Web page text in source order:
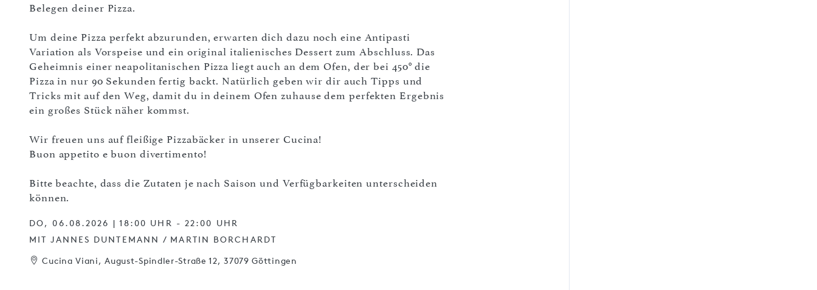
Belegen deiner Pizza.
Um deine Pizza perfekt abzurunden, erwarten dich dazu noch eine Antipasti
Variation als Vorspeise und ein original italienisches Dessert zum Abschluss. Das
Geheimnis einer neapolitanischen Pizza liegt auch an dem Ofen, der bei 450° die
Pizza in nur 90 Sekunden fertig backt. Natürlich geben wir dir auch Tipps und
Tricks mit auf den Weg, damit du in deinem Ofen zuhause dem perfekten Ergebnis
ein großes Stück näher kommst.
Wir freuen uns auf fleißige Pizzabäcker in unserer Cucina!
Buon appetito e buon divertimento!
Bitte beachte, dass die Zutaten je nach Saison und Verfügbarkeiten unterscheiden
können.
DO, 06.08.2026 | 18:00 UHR - 22:00 UHR
MIT JANNES DUNTEMANN / MARTIN BORCHARDT
Cucina Viani, August-Spindler-Straße 12, 37079 Göttingen